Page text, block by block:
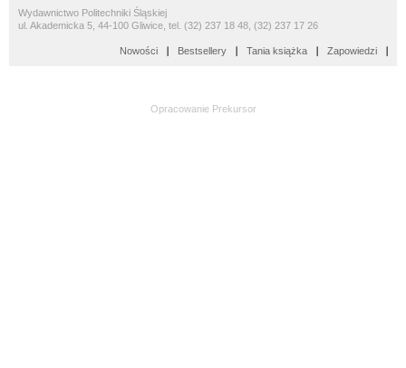
Wydawnictwo Politechniki Śląskiej
ul. Akademicka 5, 44-100 Gliwice, tel. (32) 237 18 48, (32) 237 17 26
Nowości Bestsellery Tania książka Zapowiedzi
Opracowanie Prekursor